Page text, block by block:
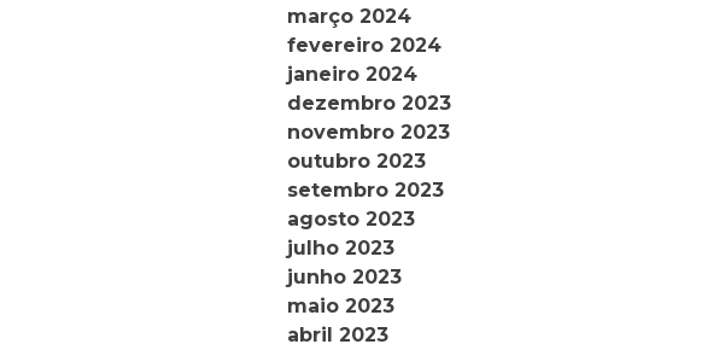
março 2024
fevereiro 2024
janeiro 2024
dezembro 2023
novembro 2023
outubro 2023
setembro 2023
agosto 2023
julho 2023
junho 2023
maio 2023
abril 2023